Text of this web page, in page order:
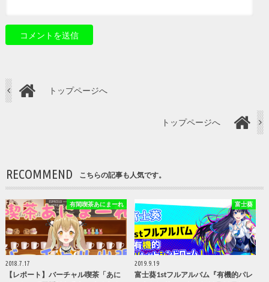
トップページへ
トップページへ
RECOMMEND こちらの記事も人気です。
有閑喫茶あにまーれ
2018.7.17
【レポート】バーチャル喫茶「あに
富士葵
2019.9.19
富士葵1stフルアルバム『有機的パレ